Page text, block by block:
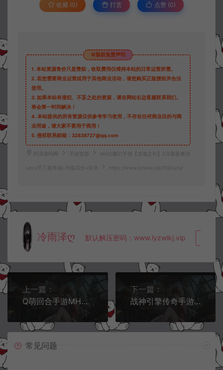
收藏 (0) 打赏 点赞 (0)
©版权免责声明
1. 本站资源售价只是赞助，收取费用仅维持本站的日常运营所需。
2. 若您需要商业运营或用于其他商业活动，请您购买正版授权并合法
使用。
3. 如果本站有侵犯、不妥之处的资源，请在网站右边客服联系我们。
将会第一时间解决！
4. 本站提供的所有资源仅供参考学习使用，不存在任何商业目的与商
业用途，请大家不要用于商用！
5. 侵权联系邮箱：32838727@qq.com
阿泽源码网 手游资源 MMO魔幻手游【龙魂之剑】2月最新整理
Linux手工服务端+充值后台+安卓 https://www.lyzwlkj.vip/756/syzy/
冷雨泽ღ 默认解压密码：www.lyzwlkj.vip
上一篇：
Q萌回合手游MH诛仙【魔道祖师13职业】1月最新整理Linux手工服务端+GM后台+本地注册验证+双端
下一篇：
战神引擎传奇手游【新年冰雪龙腾虎跃】2月最新整理win半手工服务端+充值后台+双端
常见问题